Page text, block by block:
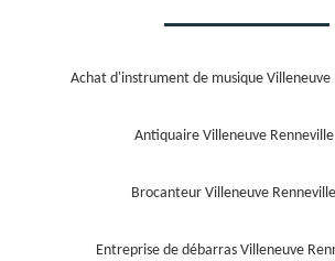
Achat d'instrument de musique Villeneuve
Antiquaire Villeneuve Renneville
Brocanteur Villeneuve
Entreprise de débarras Villeneuve